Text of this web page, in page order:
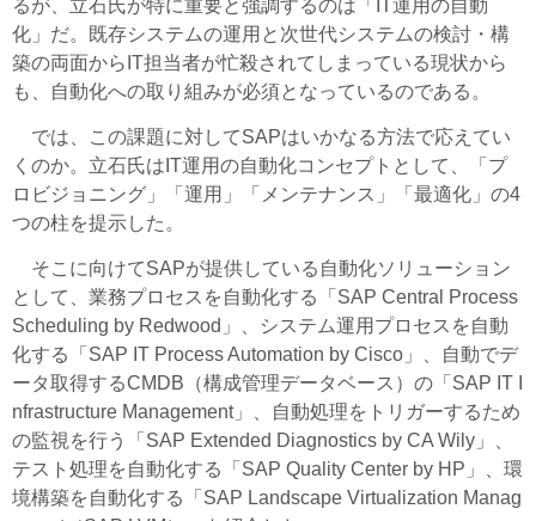
るが、立石氏が特に重要と強調するのは「IT運用の自動
化」だ。既存システムの運用と次世代システムの検討・構
築の両面からIT担当者が忙殺されてしまっている現状から
も、自動化への取り組みが必須となっているのである。
では、この課題に対してSAPはいかなる方法で応えてい
くのか。立石氏はIT運用の自動化コンセプトとして、「プ
ロビジョニング」「運用」「メンテナンス」「最適化」の4
つの柱を提示した。
そこに向けてSAPが提供している自動化ソリューション
として、業務プロセスを自動化する「SAP Central Process
Scheduling by Redwood」、システム運用プロセスを自動
化する「SAP IT Process Automation by Cisco」、自動でデ
ータ取得するCMDB（構成管理データベース）の「SAP IT I
nfrastructure Management」、自動処理をトリガーするため
の監視を行う「SAP Extended Diagnostics by CA Wily」、
テスト処理を自動化する「SAP Quality Center by HP」、環
境構築を自動化する「SAP Landscape Virtualization Manag